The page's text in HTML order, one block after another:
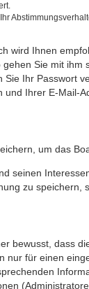
wird Ihnen
Sie mit
Ihr Passwort
Ihrer E-
um das
seinen
zu
bewusst, dass
für einen